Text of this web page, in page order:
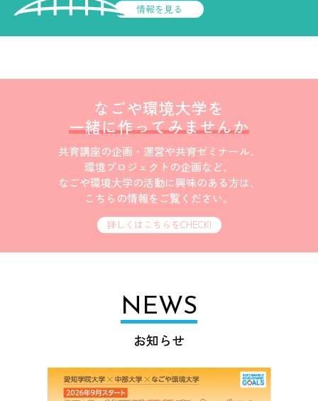
情報を見る
なごや環境大学を
一緒に作ってみませんか
共育講座の企画・運営や共育ゼミナール、
環境プロジェクトの企画など、
なごや環境大学の活動に興味のある方は、
こちらの情報をご覧ください。
詳しくはこちらをCHECK!
NEWS
お知らせ